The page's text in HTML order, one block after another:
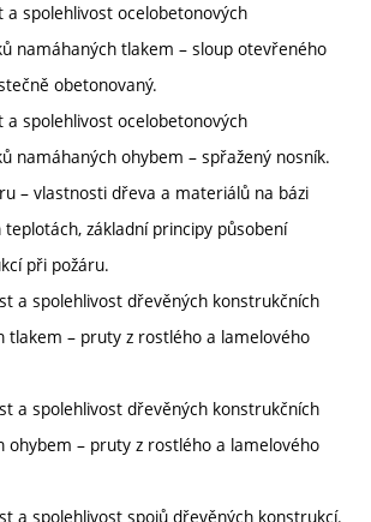
a spolehlivost ocelobetonových
namáhaných tlakem – sloup otevřeného
obetonovaný.
a spolehlivost ocelobetonových
namáhaných ohybem – spřažený nosník.
– vlastnosti dřeva a materiálů na bázi
základní principy působení
při požáru.
a spolehlivost dřevěných konstrukčních
tlakem – pruty z rostlého a lamelového
a spolehlivost dřevěných konstrukčních
ohybem – pruty z rostlého a lamelového
a spolehlivost spojů dřevěných konstrukcí.